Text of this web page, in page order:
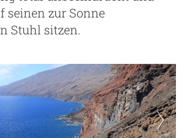
seinen zur Sonne
Stuhl sitzen.